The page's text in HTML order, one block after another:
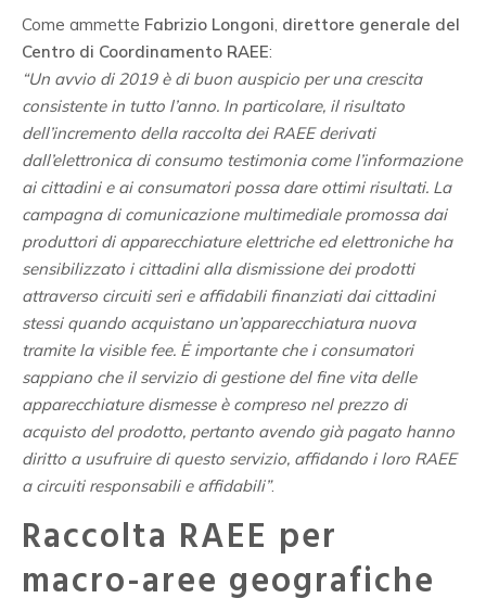
Come ammette Fabrizio Longoni, direttore generale del
Centro di Coordinamento RAEE:
“Un avvio di 2019 è di buon auspicio per una crescita
consistente in tutto l’anno. In particolare, il risultato
dell’incremento della raccolta dei RAEE derivati
dall’elettronica di consumo testimonia come l’informazione
ai cittadini e ai consumatori possa dare ottimi risultati. La
campagna di comunicazione multimediale promossa dai
produttori di apparecchiature elettriche ed elettroniche ha
sensibilizzato i cittadini alla dismissione dei prodotti
attraverso circuiti seri e affidabili finanziati dai cittadini
stessi quando acquistano un’apparecchiatura nuova
tramite la visible fee. Ė importante che i consumatori
sappiano che il servizio di gestione del fine vita delle
apparecchiature dismesse è compreso nel prezzo di
acquisto del prodotto, pertanto avendo già pagato hanno
diritto a usufruire di questo servizio, affidando i loro RAEE
a circuiti responsabili e affidabili”.
Raccolta RAEE per
macro-aree geografiche